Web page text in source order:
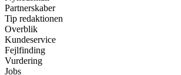
Partnerskaber
Tip redaktionen
Overblik
Kundeservice
Fejlfinding
Vurdering
Jobs